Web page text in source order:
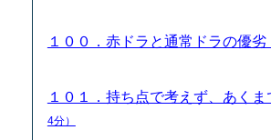
１００．赤ドラと通常ドラの優
１０１．持ち点で考えず、あく
4分）